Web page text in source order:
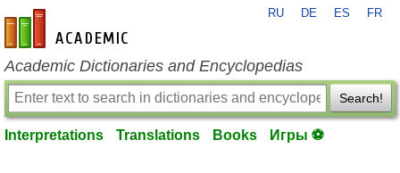
en-academic.com
RU DE ES FR
Academic Dictionaries and Encyclopedias
Search!
Interpretations Translations Books Игры ⚽